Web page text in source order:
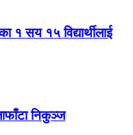
१ सय १५ विद्यार्थीलाई
निकुञ्ज